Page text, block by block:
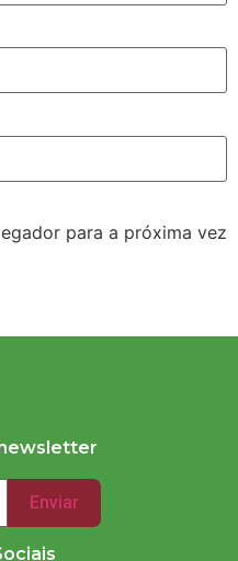
para a próxima vez